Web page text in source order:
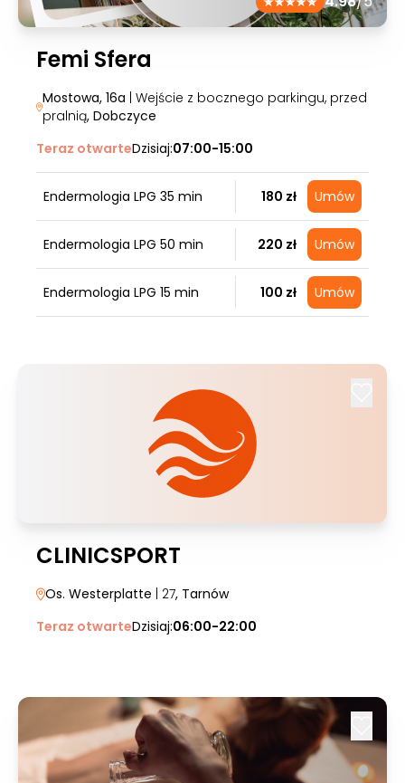
Femi Sfera
Mostowa, 16a | Wejście z bocznego parkingu, przed
pralnią, Dobczyce
Teraz otwarteDzisiaj:07:00-15:00
Endermologia LPG 35 min 180 zł Umów
Endermologia LPG 50 min 220 zł Umów
Endermologia LPG 15 min 100 zł Umów
CLINICSPORT
Os. Westerplatte | 27, Tarnów
Teraz otwarteDzisiaj:06:00-22:00